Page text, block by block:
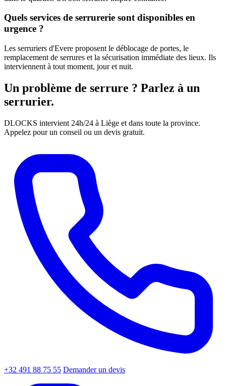
Quels services de serrurerie sont disponibles en
urgence ?
Les serruriers d'Evere proposent le déblocage de portes, le
remplacement de serrures et la sécurisation immédiate des lieux. Ils
interviennent à tout moment, jour et nuit.
Un problème de serrure ? Parlez à un
serrurier.
DLOCKS intervient 24h/24 à Liège et dans toute la province.
Appelez pour un conseil ou un devis gratuit.
+32 491 88 75 55 Demander un devis